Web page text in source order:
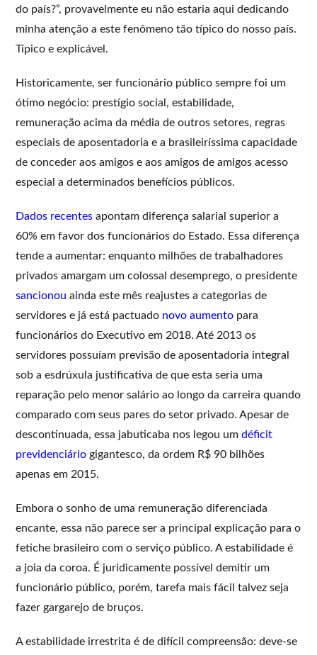
do país?”, provavelmente eu não estaria aqui dedicando
minha atenção a este fenômeno tão típico do nosso país.
Típico e explicável.
Historicamente, ser funcionário público sempre foi um
ótimo negócio: prestígio social, estabilidade,
remuneração acima da média de outros setores, regras
especiais de aposentadoria e a brasileiríssima capacidade
de conceder aos amigos e aos amigos de amigos acesso
especial a determinados benefícios públicos.
Dados recentes apontam diferença salarial superior a
60% em favor dos funcionários do Estado. Essa diferença
tende a aumentar: enquanto milhões de trabalhadores
privados amargam um colossal desemprego, o presidente
sancionou ainda este mês reajustes a categorias de
servidores e já está pactuado novo aumento para
funcionários do Executivo em 2018. Até 2013 os
servidores possuíam previsão de aposentadoria integral
sob a esdrúxula justificativa de que esta seria uma
reparação pelo menor salário ao longo da carreira quando
comparado com seus pares do setor privado. Apesar de
descontinuada, essa jabuticaba nos legou umdéficit
previdenciário gigantesco, da ordem R$ 90 bilhões
apenas em 2015.
Embora o sonho de uma remuneração diferenciada
encante, essa não parece ser a principal explicação para o
fetiche brasileiro com o serviço público. A estabilidade é
a joia da coroa. É juridicamente possível demitir um
funcionário público, porém, tarefa mais fácil talvez seja
fazer gargarejo de bruços.
A estabilidade irrestrita é de difícil compreensão: deve-se